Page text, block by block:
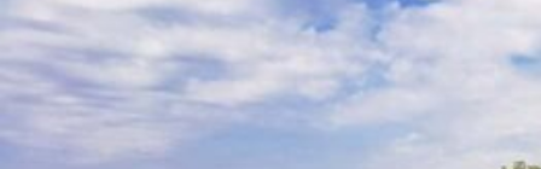
Turistika s dětmi v Malbun:
Forscherweg